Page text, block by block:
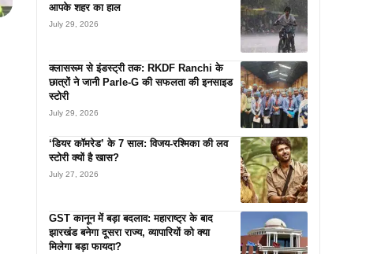
आपके शहर का हाल
July 29, 2026
क्लासरूम से इंडस्ट्री तक: RKDF Ranchi के
छात्रों ने जानी Parle-G की सफलता की इनसाइड
स्टोरी
July 29, 2026
‘डियर कॉमरेड’ के 7 साल: विजय-रश्मिका की लव
स्टोरी क्यों है खास?
July 27, 2026
GST कानून में बड़ा बदलाव: महाराष्ट्र के बाद
झारखंड बनेगा दूसरा राज्य, व्यापारियों को क्या
मिलेगा बड़ा फायदा?